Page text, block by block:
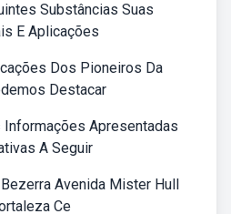
Substâncias Suas
E Aplicações
Dos Pioneiros Da
Destacar
Informações Apresentadas
A Seguir
Avenida Mister Hull
Ce